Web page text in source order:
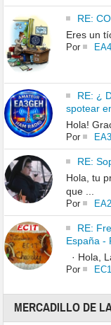
RE:
Eres un
Por
RE: ¿
spotear
Hola!
Por
RE:
Hola, tu
que ...
Por
RE:
España -
· Hola,
Por
MERCADILLO DE